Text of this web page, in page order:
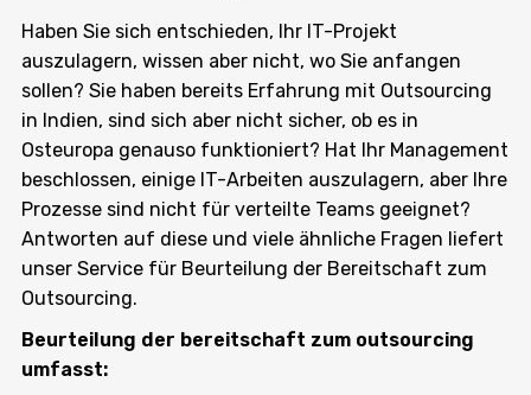
Haben Sie sich entschieden, Ihr IT-Projekt
auszulagern, wissen aber nicht, wo Sie anfangen
sollen? Sie haben bereits Erfahrung mit Outsourcing
in Indien, sind sich aber nicht sicher, ob es in
Osteuropa genauso funktioniert? Hat Ihr Management
beschlossen, einige IT-Arbeiten auszulagern, aber Ihre
Prozesse sind nicht für verteilte Teams geeignet?
Antworten auf diese und viele ähnliche Fragen liefert
unser Service für Beurteilung der Bereitschaft zum
Outsourcing.
Beurteilung der bereitschaft zum outsourcing
umfasst: